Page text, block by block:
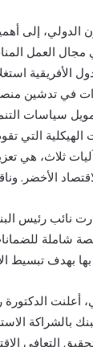
الدولي، إلى
العمل
الأفريقية
في تدشين
الهيكلية التي
ثلاث، هي
الأخضر.
رئيس
شاملة
بهدف تبسيط
الدكتورة
بالشراكة